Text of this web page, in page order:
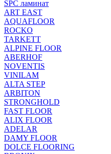
SPC ламинат
ART EAST
AQUAFLOOR
ROCKO
TARKETT
ALPINE FLOOR
ABERHOF
NOVENTIS
VINILAM
ALTA STEP
ARBITON
STRONGHOLD
FAST FLOOR
ALIX FLOOR
ADELAR
DAMY FLOOR
DOLCE FLOORING